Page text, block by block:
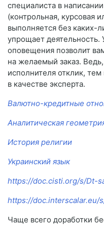
специалиста в
(контрольная, курсовая
выполняется без каких-
упрощает
оповещения позволит
на желаемый заказ.
исполнителя отклик,
в качестве эксперта.
Валютно-кредитные
Аналитическая
История религии
Украинский язык
https://doc.cisti.org/s/Dt-
https://doc.interscalar.eu/
Чаще всего доработки